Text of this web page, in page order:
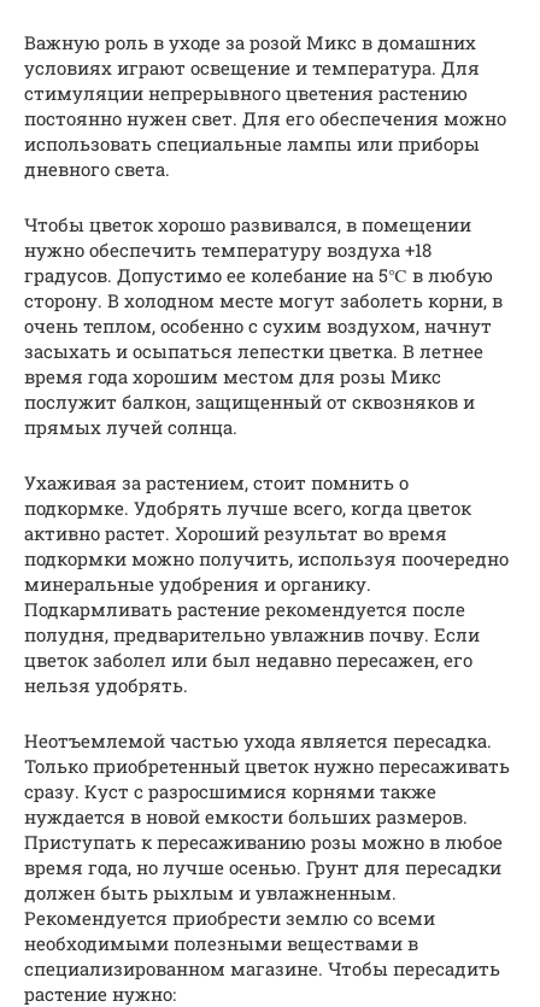
Важную роль в уходе за розой Микс в домашних
условиях играют освещение и температура. Для
стимуляции непрерывного цветения растению
постоянно нужен свет. Для его обеспечения можно
использовать специальные лампы или приборы
дневного света.
Чтобы цветок хорошо развивался, в помещении
нужно обеспечить температуру воздуха +18
градусов. Допустимо ее колебание на 5℃ в любую
сторону. В холодном месте могут заболеть корни, в
очень теплом, особенно с сухим воздухом, начнут
засыхать и осыпаться лепестки цветка. В летнее
время года хорошим местом для розы Микс
послужит балкон, защищенный от сквозняков и
прямых лучей солнца.
Ухаживая за растением, стоит помнить о
подкормке. Удобрять лучше всего, когда цветок
активно растет. Хороший результат во время
подкормки можно получить, используя поочередно
минеральные удобрения и органику.
Подкармливать растение рекомендуется после
полудня, предварительно увлажнив почву. Если
цветок заболел или был недавно пересажен, его
нельзя удобрять.
Неотъемлемой частью ухода является пересадка.
Только приобретенный цветок нужно пересаживать
сразу. Куст с разросшимися корнями также
нуждается в новой емкости больших размеров.
Приступать к пересаживанию розы можно в любое
время года, но лучше осенью. Грунт для пересадки
должен быть рыхлым и увлажненным.
Рекомендуется приобрести землю со всеми
необходимыми полезными веществами в
специализированном магазине. Чтобы пересадить
растение нужно: